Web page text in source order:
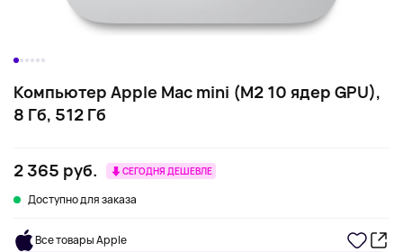
Компьютер Apple Mac mini (M2 10 ядер GPU),
8 Гб, 512 Гб
2 365 руб. СЕГОДНЯ ДЕШЕВЛЕ
Доступно для заказа
Все товары Apple